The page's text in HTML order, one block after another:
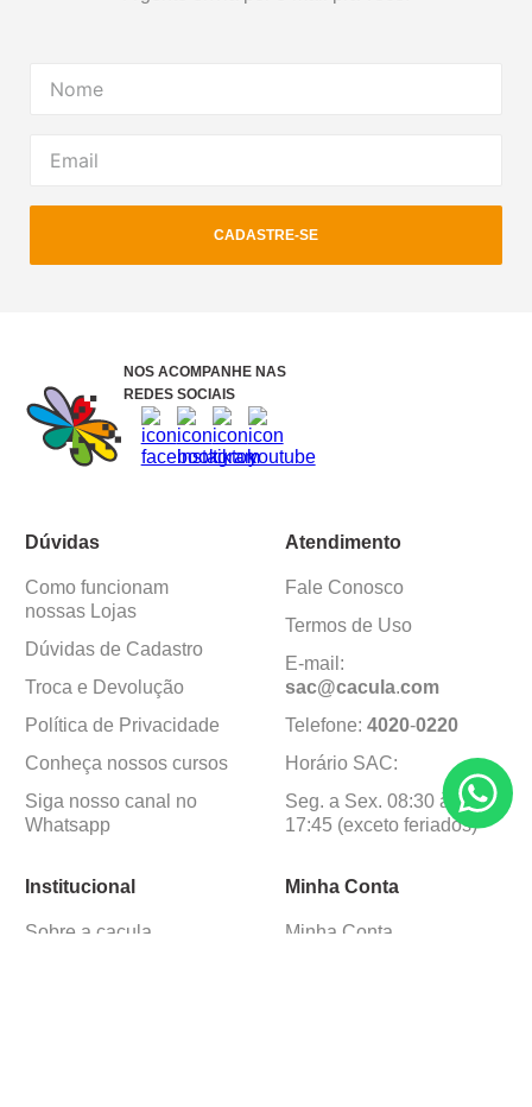
CADASTRE-SE
NOS ACOMPANHE NAS
REDES SOCIAIS
Dúvidas
Como funcionam
nossas Lojas
Dúvidas de Cadastro
Troca e Devolução
Política de Privacidade
Conheça nossos cursos
Siga nosso canal no
Whatsapp
Atendimento
Fale Conosco
Termos de Uso
E-mail:
sac@cacula.com
Telefone: 4020-0220
Horário SAC:
Seg. a Sex. 08:30 às
17:45 (exceto feriados)
Institucional
Sobre a caçula
Minha Conta
Minha Conta